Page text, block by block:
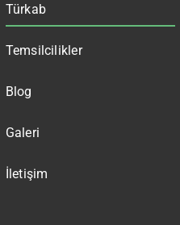
Türkab
Temsilcilikler
Blog
Galeri
İletişim